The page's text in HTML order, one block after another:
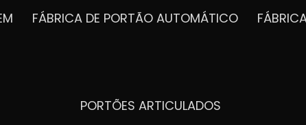
FÁBRICA DE PORTÃO AUTOMÁTICO
PORTÕES ARTICULADOS